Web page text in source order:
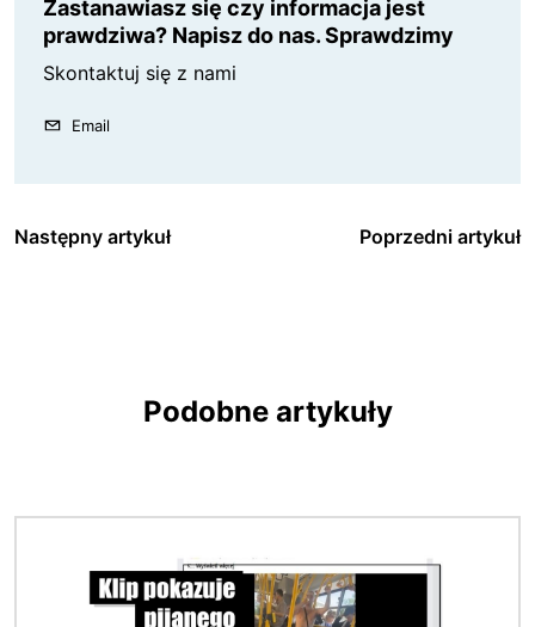
Zastanawiasz się czy informacja jest
prawdziwa? Napisz do nas. Sprawdzimy
Skontaktuj się z nami
Email
Następny artykuł Poprzedni artykuł
Podobne artykuły